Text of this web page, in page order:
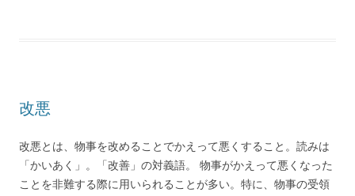
改悪
改悪とは、物事を改めることでかえって悪くすること。読みは
「かいあく」。「改善」の対義語。 物事がかえって悪くなった
ことを非難する際に用いられることが多い。特に、物事の受領